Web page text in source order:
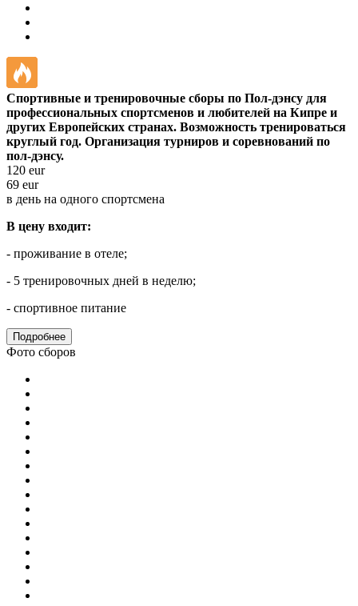
Спортивные и тренировочные сборы по Пол-дэнсу для
профессиональных спортсменов и любителей на Кипре и
других Европейских странах. Возможность тренироваться
круглый год. Организация турниров и соревнований по
пол-дэнсу.
120 eur
69 eur
в день на одного спортсмена
В цену входит:
- проживание в отеле;
- 5 тренировочных дней в неделю;
- спортивное питание
Подробнее
Фото сборов